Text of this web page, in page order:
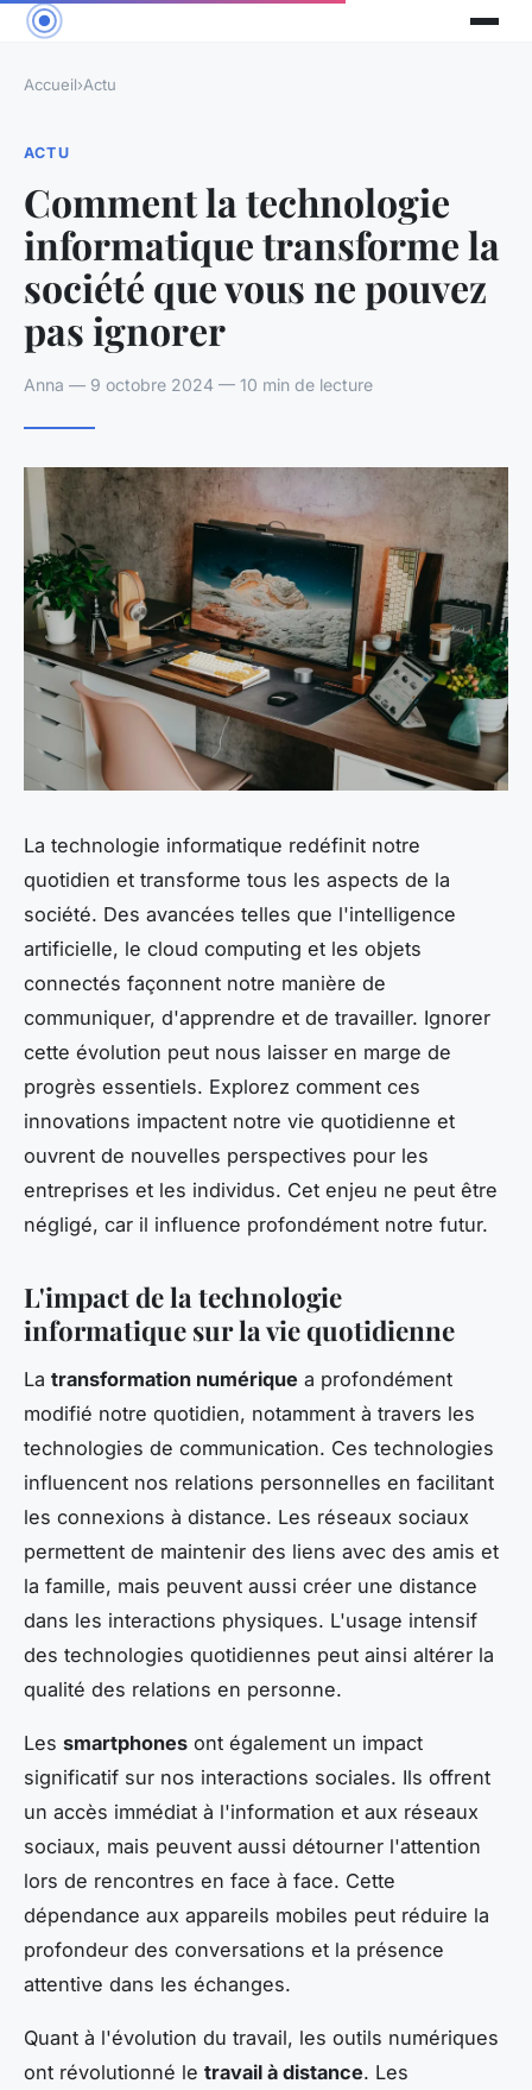
Accueil›Actu
ACTU
Comment la technologie
informatique transforme la
société que vous ne pouvez
pas ignorer
Anna — 9 octobre 2024 — 10 min de lecture
La technologie informatique redéfinit notre
quotidien et transforme tous les aspects de la
société. Des avancées telles que l'intelligence
artificielle, le cloud computing et les objets
connectés façonnent notre manière de
communiquer, d'apprendre et de travailler. Ignorer
cette évolution peut nous laisser en marge de
progrès essentiels. Explorez comment ces
innovations impactent notre vie quotidienne et
ouvrent de nouvelles perspectives pour les
entreprises et les individus. Cet enjeu ne peut être
négligé, car il influence profondément notre futur.
L'impact de la technologie
informatique sur la vie quotidienne
La transformation numérique a profondément
modifié notre quotidien, notamment à travers les
technologies de communication. Ces technologies
influencent nos relations personnelles en facilitant
les connexions à distance. Les réseaux sociaux
permettent de maintenir des liens avec des amis et
la famille, mais peuvent aussi créer une distance
dans les interactions physiques. L'usage intensif
des technologies quotidiennes peut ainsi altérer la
qualité des relations en personne.
Les smartphones ont également un impact
significatif sur nos interactions sociales. Ils offrent
un accès immédiat à l'information et aux réseaux
sociaux, mais peuvent aussi détourner l'attention
lors de rencontres en face à face. Cette
dépendance aux appareils mobiles peut réduire la
profondeur des conversations et la présence
attentive dans les échanges.
Quant à l'évolution du travail, les outils numériques
ont révolutionné le travail à distance. Les